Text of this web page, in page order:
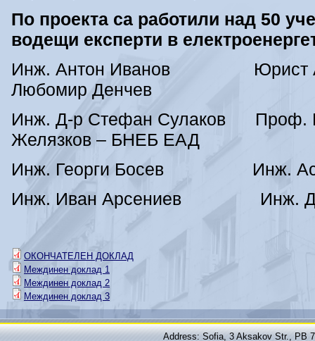
По проекта са работили над 50
водещи експерти в
Инж. Антон Иванов Юрист
Любомир Денчев
Инж. Д-р Стефан Сулаков Проф.
Желязков – БНЕБ ЕАД
Инж. Георги Босев Инж.
Инж. Иван Арсениев Инж.
ОКОНЧАТЕЛЕН ДОКЛАД
Междинен доклад 1
Междинен доклад 2
Междинен доклад 3
Address: Sofia, 3 Aksakov Str., PB